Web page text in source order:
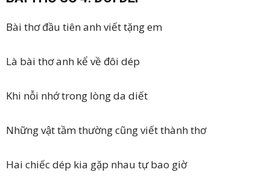
Bài thơ đầu tiên anh viết tặng em
Là bài thơ anh kể về đôi dép
Khi nỗi nhớ trong lòng da diết
Những vật tầm thường cũng viết thành thơ
Hai chiếc dép kia gặp nhau tự bao giờ